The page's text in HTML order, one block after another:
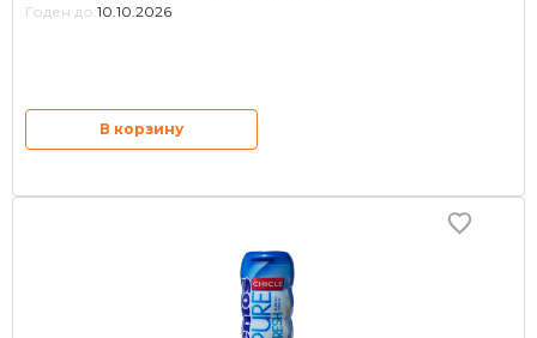
Годен до: 10.10.2026
В корзину